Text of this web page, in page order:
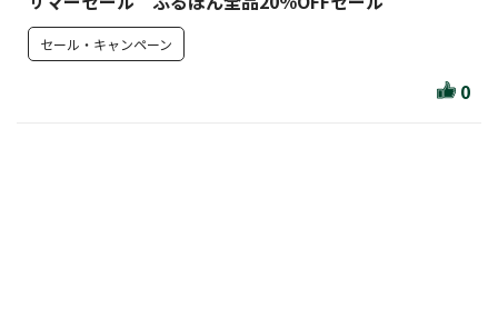
セール・キャンペーン
0